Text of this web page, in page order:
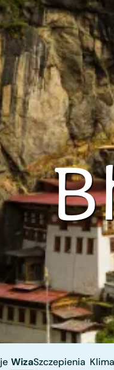
WizaSzczepienia